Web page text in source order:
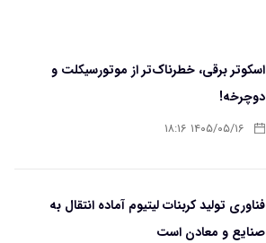
اسکوتر برقی، خطرناک‌تر از موتورسیکلت و
دوچرخه!
۱۴۰۵/۰۵/۱۶ ۱۸:۱۶
فناوری تولید کربنات لیتیوم آماده انتقال به
صنایع و معادن است